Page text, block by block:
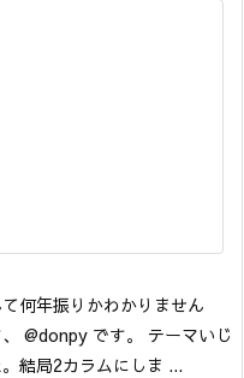
何年振りかわかりません
@donpy です。
テーマいじ
結局2カラムにしま ...